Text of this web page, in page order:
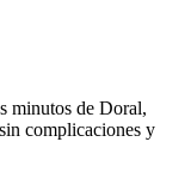
minutos de Doral,
complicaciones y